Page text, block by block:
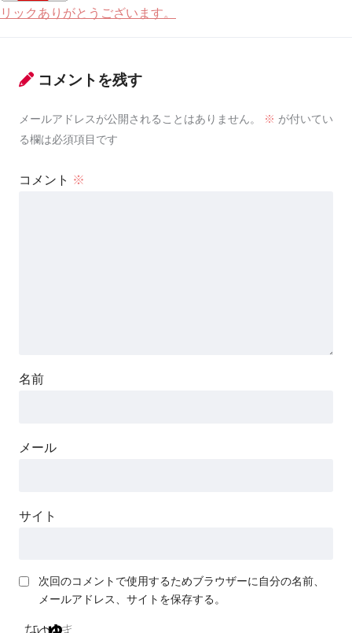
リックありがとうございます。
コメントを残す
メールアドレスが公開されることはありません。 ※ が付いてい
る欄は必須項目です
コメント ※
名前
メール
サイト
次回のコメントで使用するためブラウザーに自分の名前、
メールアドレス、サイトを保存する。